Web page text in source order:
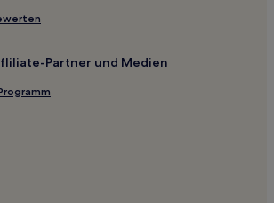
Saint-Michel
Hotels
See
Partner und Medien